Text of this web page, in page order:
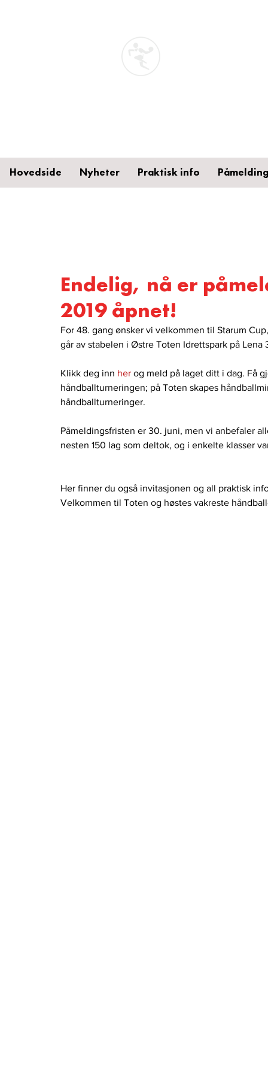
Hovedside Nyheter Praktisk info
Endelig, nå er
2019 åpnet!
For 48. gang ønsker vi velkommen til Starum
går av stabelen i Østre Toten Idrettspark på Lena
Klikk deg inn her og meld på laget ditt i dag. Få
håndballturneringen; på Toten skapes
håndballturneringer.
Påmeldingsfristen er 30. juni, men vi anbefaler
nesten 150 lag som deltok, og i enkelte klasser
Her finner du også invitasjonen og all praktisk
Velkommen til Toten og høstes vakreste